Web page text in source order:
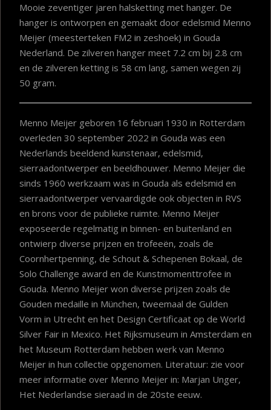
Mooie zeventiger jaren halsketting met hanger. De
hanger is ontworpen en gemaakt door edelsmid Menno
Meijer (meesterteken FM2 in zeshoek) in Gouda
Nederland. De zilveren hanger meet 7.2 cm bij 2.8 cm
en de zilveren ketting is 58 cm lang, samen wegen zij
50 gram.
Menno Meijer geboren 16 februari 1930 in Rotterdam
overleden 30 september 2022 in Gouda was een
Nederlands beeldend kunstenaar, edelsmid,
sierraadontwerper en beeldhouwer. Menno Meijer die
sinds 1960 werkzaam was in Gouda als edelsmid en
sierraadontwerper vervaardigde ook objecten in RVS
en brons voor de publieke ruimte. Menno Meijer
exposeerde regelmatig in binnen- en buitenland en
ontwierp diverse prijzen en trofeeën, zoals de
Coornhertpenning, de Schout & Schepenen Bokaal, de
Solo Challenge award en de Kunstmomenttrofee in
Gouda. Menno Meijer won diverse prijzen zoals de
Gouden medaille in München, tweemaal de Gulden
Vorm in Utrecht en het Design Certificaat op de World
Silver Fair in Mexico. Het Rijksmuseum in Amsterdam en
het Museum Rotterdam hebben werk van Menno
Meijer in hun collectie opgenomen. Literatuur: zie voor
meer informatie over Menno Meijer in: Marjan Unger,
Het Nederlandse sieraad in de 20ste eeuw.